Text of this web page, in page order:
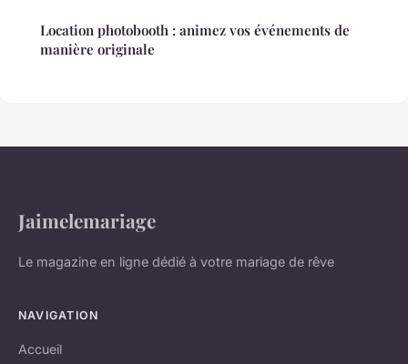
Location photobooth : animez vos événements de
manière originale
Jaimelemariage
Le magazine en ligne dédié à votre mariage de rêve
NAVIGATION
Accueil